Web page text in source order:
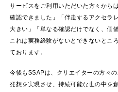
サービスをご利用いただいた方々から
確認できました」「伴走するアクセラ
大きい」「単なる確認だけでなく、価
これは実務経験がないとできないとこ
ております。
今後もSSAPは、クリエイターの方々
発想を実現させ、持続可能な世の中を